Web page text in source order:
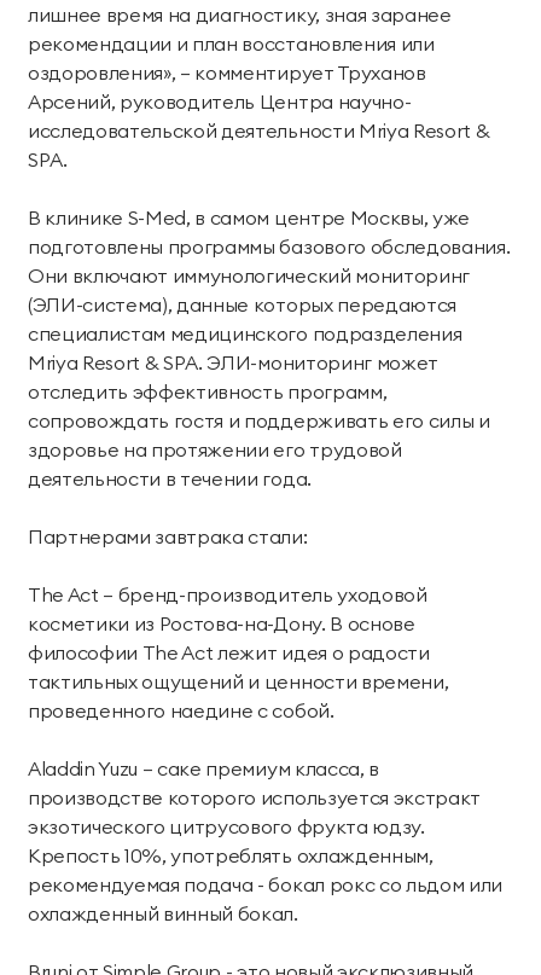
лишнее время на диагностику, зная заранее
рекомендации и план восстановления или
оздоровления», – комментирует Труханов
Арсений, руководитель Центра научно-
исследовательской деятельности Mriya Resort &
SPA.
В клинике S-Med, в самом центре Москвы, уже
подготовлены программы базового обследования.
Они включают иммунологический мониторинг
(ЭЛИ-система), данные которых передаются
специалистам медицинского подразделения
Mriya Resort & SPА. ЭЛИ-мониторинг может
отследить эффективность программ,
сопровождать гостя и поддерживать его силы и
здоровье на протяжении его трудовой
деятельности в течении года.
Партнерами завтрака стали:
The Act — бренд-производитель уходовой
косметики из Ростова-на-Дону. В основе
философии The Act лежит идея о радости
тактильных ощущений и ценности времени,
проведенного наедине с собой.
Aladdin Yuzu — саке премиум класса, в
производстве которого используется экстракт
экзотического цитрусового фрукта юдзу.
Крепость 10%, употреблять охлажденным,
рекомендуемая подача - бокал рокс со льдом или
охлажденный винный бокал.